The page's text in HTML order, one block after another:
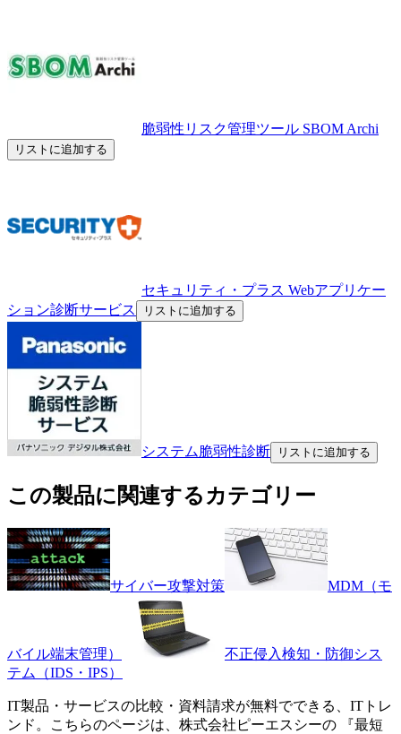
脆弱性リスク管理ツール SBOM Archi
リストに追加する
セキュリティ・プラス Webアプリケー
ション診断サービス
リストに追加する
システム脆弱性診断 リストに追加する
この製品に関連するカテゴリー
サイバー攻撃対策 MDM（モ
バイル端末管理）
不正侵入検知・防御シス
テム（IDS・IPS）
IT製品・サービスの比較・資料請求が無料でできる、ITトレ
ンド。こちらのページは、 株式会社ピーエスシーの 『最短